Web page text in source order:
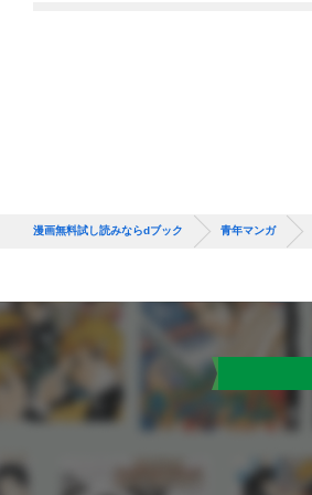
漫画無料試し読みならdブック 青年マンガ